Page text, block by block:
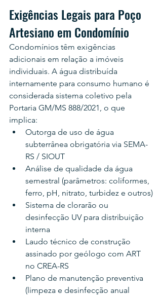
Exigências Legais para Poço
Artesiano em Condomínio
Condomínios têm exigências
adicionais em relação a imóveis
individuais. A água distribuída
internamente para consumo humano é
considerada sistema coletivo pela
Portaria GM/MS 888/2021, o que
implica:
Outorga de uso de água
subterrânea obrigatória via SEMA-
RS / SIOUT
Análise de qualidade da água
semestral (parâmetros: coliformes,
ferro, pH, nitrato, turbidez e outros)
Sistema de clorarão ou
desinfecção UV para distribuição
interna
Laudo técnico de construção
assinado por geólogo com ART
no CREA-RS
Plano de manutenção preventiva
(limpeza e desinfecção anual